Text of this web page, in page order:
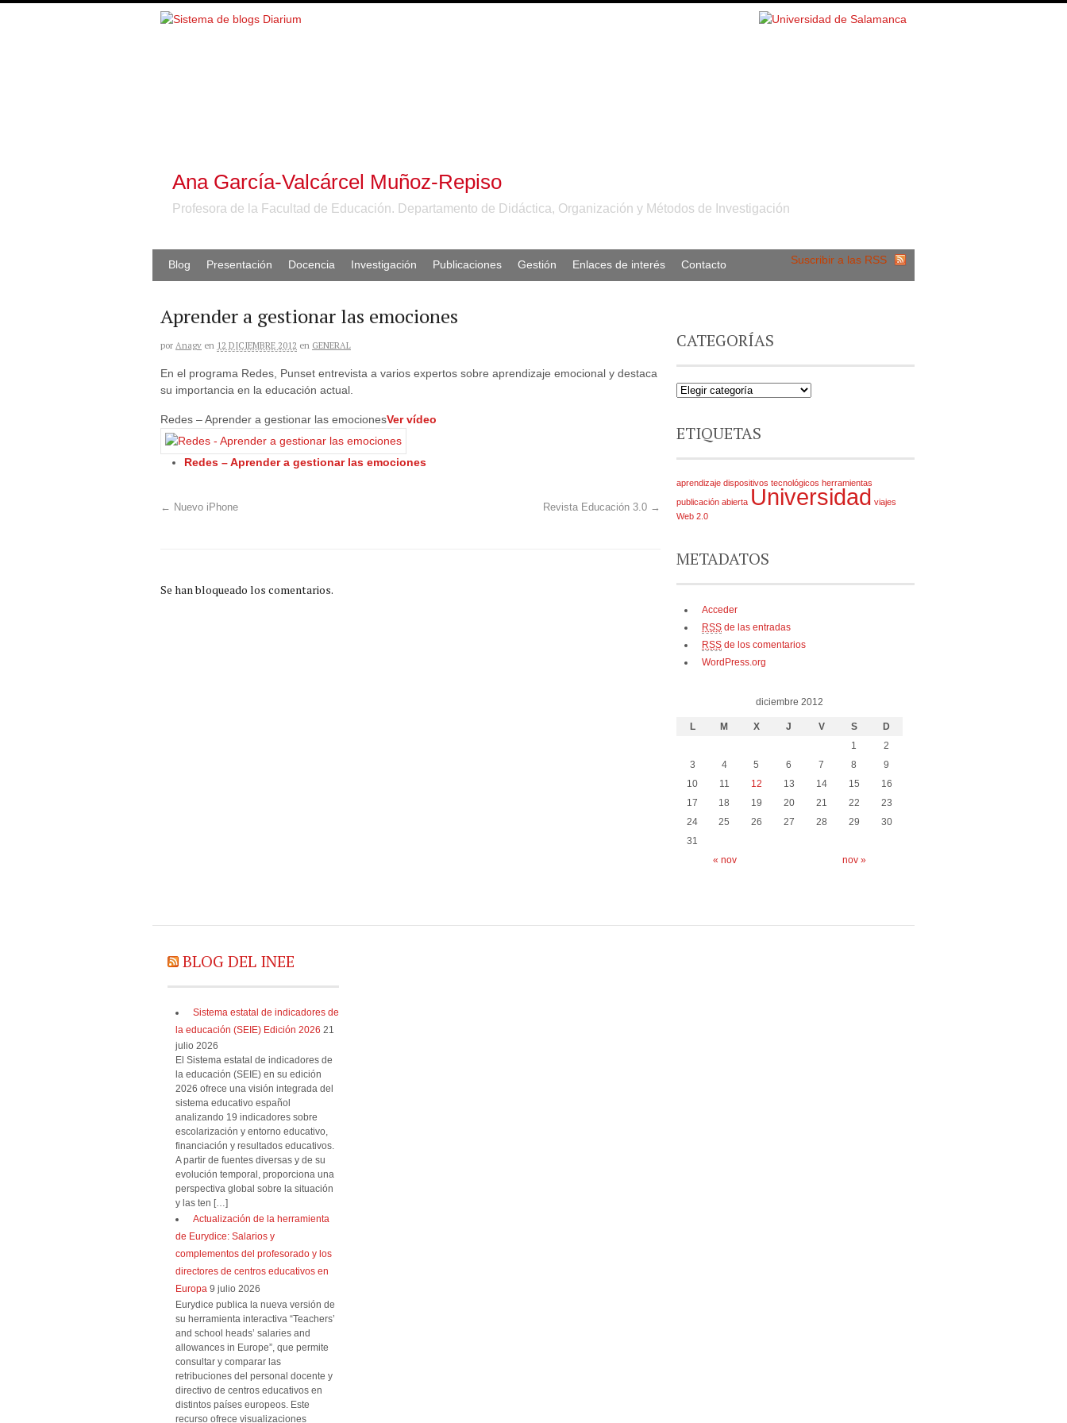
Ana García-Valcárcel Muñoz-Repiso
Profesora de la Facultad de Educación. Departamento de Didáctica, Organización y Métodos de Investigación
Suscribir a las RSS
Blog Presentación Docencia Investigación Publicaciones Gestión Enlaces de interés Contacto
Aprender a gestionar las emociones
por Anagv en 12 DICIEMBRE 2012 en GENERAL
En el programa Redes, Punset entrevista a varios expertos sobre aprendizaje emocional y destaca
su importancia en la educación actual.
Redes – Aprender a gestionar las emocionesVer vídeo
Redes – Aprender a gestionar las emociones
← Nuevo iPhone Revista Educación 3.0 →
Se han bloqueado los comentarios.
CATEGORÍAS
ETIQUETAS
aprendizaje dispositivos tecnológicos herramientas
publicación abierta Universidad viajes
Web 2.0
METADATOS
Acceder
RSS de las entradas
RSS de los comentarios
WordPress.org
diciembre 2012
L M X J V S D
« nov nov »
1
2
3
4 5 6 7 8
9
10
11 12 13 14 15
16
17
18 19 20 21 22
23
24
25 26 27 28 29
30
31
BLOG DEL INEE
Sistema estatal de indicadores de
la educación (SEIE) Edición 2026 21
julio 2026
El Sistema estatal de indicadores de
la educación (SEIE) en su edición
2026 ofrece una visión integrada del
sistema educativo español
analizando 19 indicadores sobre
escolarización y entorno educativo,
financiación y resultados educativos.
A partir de fuentes diversas y de su
evolución temporal, proporciona una
perspectiva global sobre la situación
y las ten […]
Actualización de la herramienta
de Eurydice: Salarios y
complementos del profesorado y los
directores de centros educativos en
Europa 9 julio 2026
Eurydice publica la nueva versión de
su herramienta interactiva “Teachers’
and school heads’ salaries and
allowances in Europe”, que permite
consultar y comparar las
retribuciones del personal docente y
directivo de centros educativos en
distintos países europeos. Este
recurso ofrece visualizaciones